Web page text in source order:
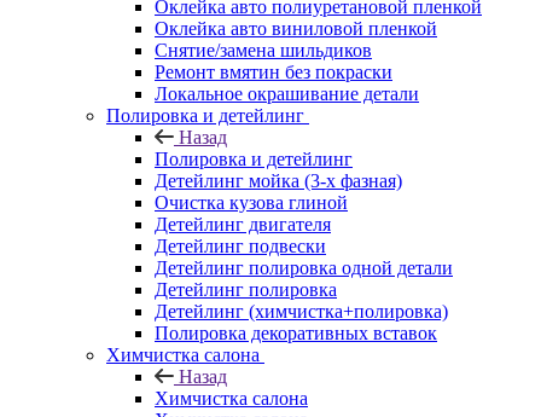
Оклейка авто полиуретановой пленкой
Оклейка авто виниловой пленкой
Снятие/замена шильдиков
Ремонт вмятин без покраски
Локальное окрашивание детали
Полировка и детейлинг
Назад
Полировка и детейлинг
Детейлинг мойка (3-х фазная)
Очистка кузова глиной
Детейлинг двигателя
Детейлинг подвески
Детейлинг полировка одной детали
Детейлинг полировка
Детейлинг (химчистка+полировка)
Полировка декоративных вставок
Химчистка салона
Назад
Химчистка салона